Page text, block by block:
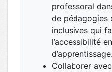
professoral
de pédagogies
inclusives qui
l’accessibilité
d’apprentissage.
Collaborer